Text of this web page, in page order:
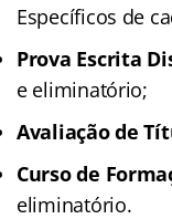
Específicos de
Prova Escrita
e eliminatório;
Avaliação de
Curso de
eliminatório.